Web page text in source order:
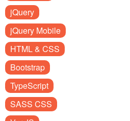
jQuery
jQuery Mobile
HTML & CSS
Bootstrap
TypeScript
SASS CSS